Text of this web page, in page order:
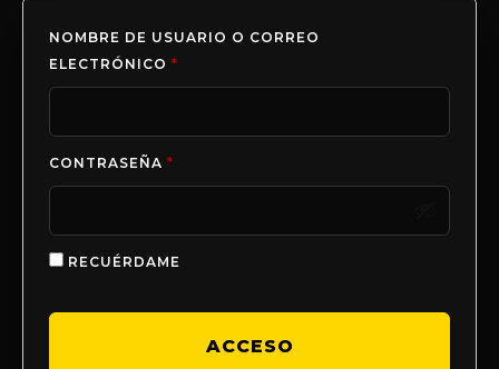
NOMBRE DE USUARIO O CORREO
ELECTRÓNICO *
CONTRASEÑA *
RECUÉRDAME
ACCESO